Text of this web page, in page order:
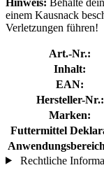
einem Kausnack
Verletzungen führen!
Art.-Nr.:
Inhalt:
EAN:
Hersteller-Nr.:
Marken:
Futtermittel
Rechtliche